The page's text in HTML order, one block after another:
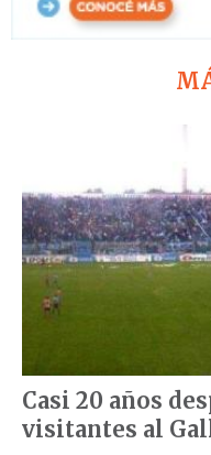
Casi 20 años
visitantes al